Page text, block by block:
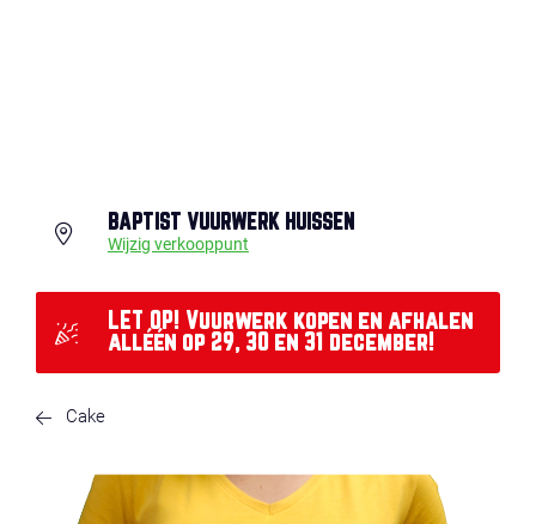
BAPTIST VUURWERK HUISSEN
Wijzig verkooppunt
LET OP! Vuurwerk kopen en afhalen
alléén op 29, 30 en 31 december!
Cake